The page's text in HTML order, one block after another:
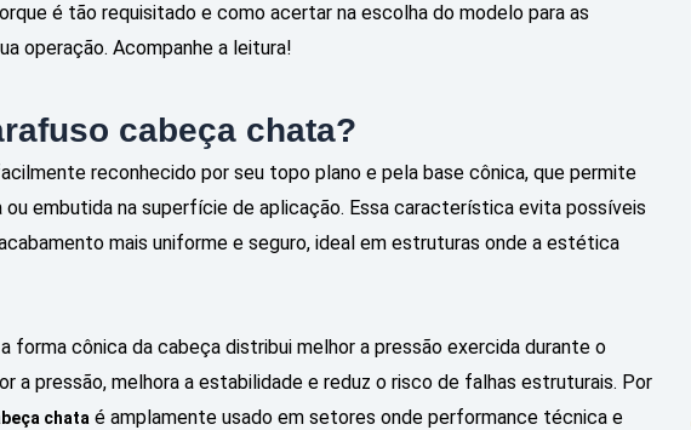
é tão requisitado e como acertar na escolha do modelo para as
operação. Acompanhe a leitura!
cabeça chata?
reconhecido por seu topo plano e pela base cônica, que permite
ou embutida na superfície de aplicação. Essa característica evita possíveis
mais uniforme e seguro, ideal em estruturas onde a estética
forma cônica da cabeça distribui melhor a pressão exercida durante o
a pressão, melhora a estabilidade e reduz o risco de falhas estruturais. Por
chata é amplamente usado em setores onde performance técnica e